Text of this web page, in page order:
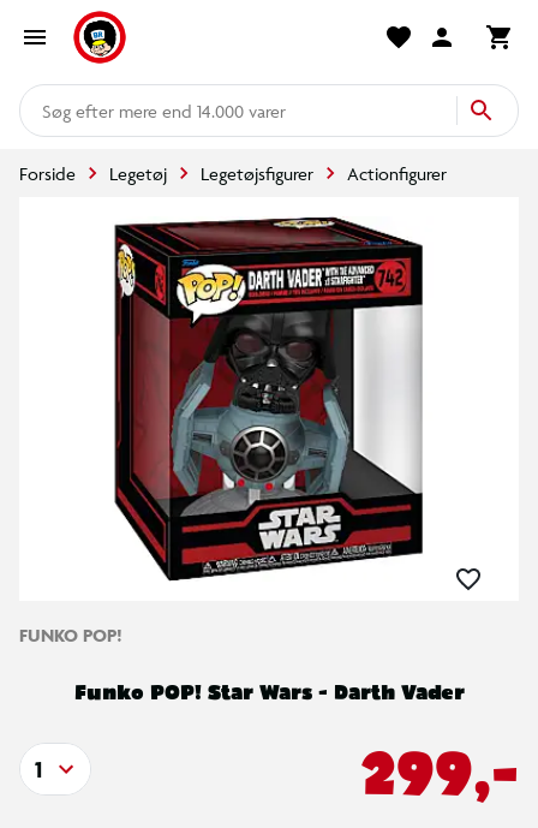
mere end 14.000 varer
Forside Legetøj Legetøjsfigurer Actionfigurer
FUNKO POP!
Funko POP! Star Wars - Darth Vader
299,-
1